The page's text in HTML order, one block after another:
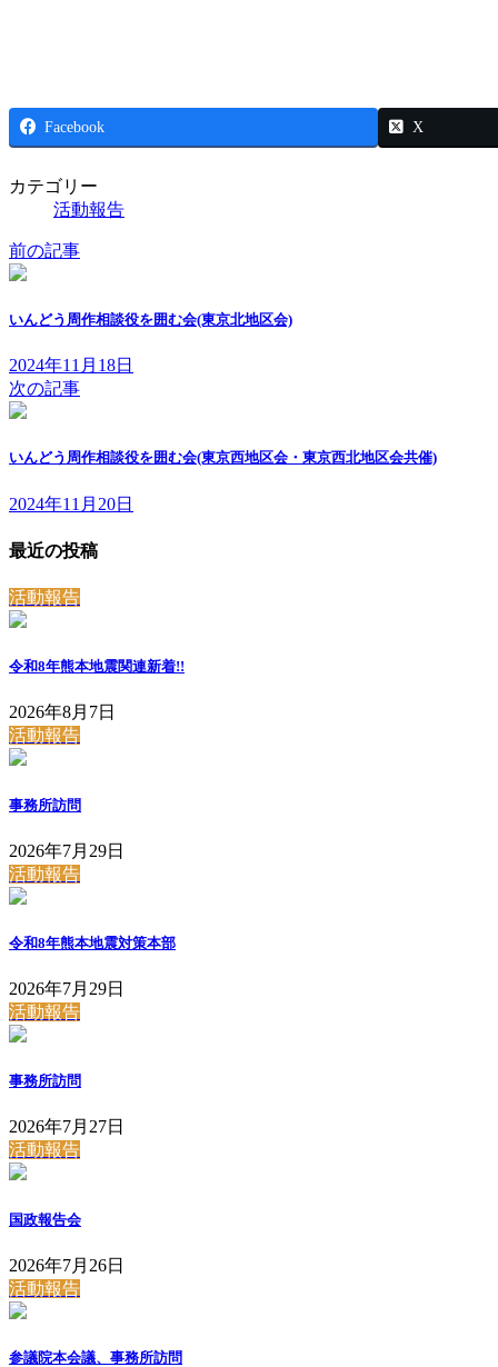
Facebook X
カテゴリー
活動報告
前の記事
いんどう周作相談役を囲む会(東京北地区会)
2024年11月18日
次の記事
いんどう周作相談役を囲む会(東京西地区会・東京西北地区会共催)
2024年11月20日
最近の投稿
活動報告
令和8年熊本地震関連新着!!
2026年8月7日
活動報告
事務所訪問
2026年7月29日
活動報告
令和8年熊本地震対策本部
2026年7月29日
活動報告
事務所訪問
2026年7月27日
活動報告
国政報告会
2026年7月26日
活動報告
参議院本会議、事務所訪問